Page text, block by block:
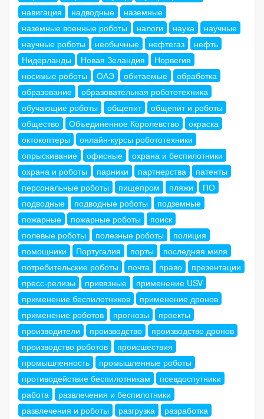
навигация
надводные
наземные
наземные военные роботы
налоги наука
научные
научные роботы
необычные нефтегаз
нефть
Нидерланды
Новая Зеландия
Норвегия
носимые роботы
ОАЭ обитаемые
обработка
образование
образовательная робототехника
обучающие роботы
общепит
общепит и роботы
общество
Объединенное Королевство
окраска
октокоптеры
онлайн-курсы робототехники
опрыскивание
офисные
охрана и беспилотники
охрана и роботы
парники партнерства
патенты
персональные роботы
пищепром пляжи
ПО
подводные
подводные роботы
подземные
пожарные
пожарные роботы
поиск
полевые роботы
полезные роботы
полиция
помощники
Португалия порты
последняя миля
потребительские роботы
почта право
презентации
пресс-релизы
привязные
применение USV
применение беспилотников
применение дронов
применение роботов
прогнозы
проекты
производители
производство
производство дронов
производство роботов
происшествия
промышленность
промышленные роботы
противодействие беспилотникам
псевдоспутники
работа
развлечения и беспилотники
развлечения и роботы
разгрузка
разработка